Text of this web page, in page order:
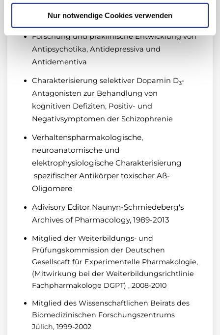
Nur notwendige Cookies verwenden
und Mitgliederschaften
Forschung und präklinische Entwicklung von
Antipsychotika, Antidepressiva und
Antidementiva
Charakterisierung selektiver Dopamin D3-
Antagonisten zur Behandlung von
kognitiven Defiziten, Positiv- und
Negativsymptomen der Schizophrenie
Verhaltenspharmakologische,
neuroanatomische und
elektrophysiologische Charakterisierung
spezifischer Antikörper toxischer Aß-
Oligomere
Adivisory Editor Naunyn-Schmiedeberg's
Archives of Pharmacology, 1989-2013
Mitglied der Weiterbildungs- und
Prüfungskommission der Deutschen
Gesellscaft für Experimentelle Pharmakologie,
(Mitwirkung bei der Weiterbildungsrichtlinie
Fachpharmakologe DGPT) , 2008-2010
Mitglied des Wissenschaftlichen Beirats des
Biomedizinischen Forschungszentrums
Jülich, 1999-2002